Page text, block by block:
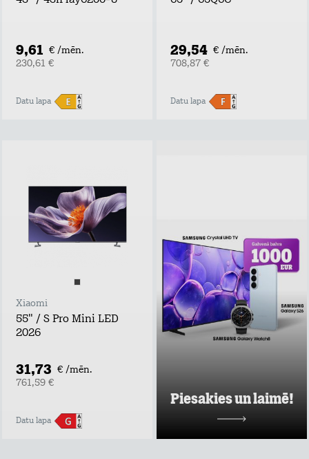
9,61 € /mēn.
230,61 €
Datu lapa
29,54 € /mēn.
708,87 €
Datu lapa
Xiaomi
55" / S Pro Mini LED
2026
31,73 € /mēn.
761,59 €
Datu lapa
Piesakies un laimē!
plānu un mājas
interneta
piedāvājumus pie
Tele2 un piedalies
vērtīgu baltvu
izlozē!
Uzzināt vairāk